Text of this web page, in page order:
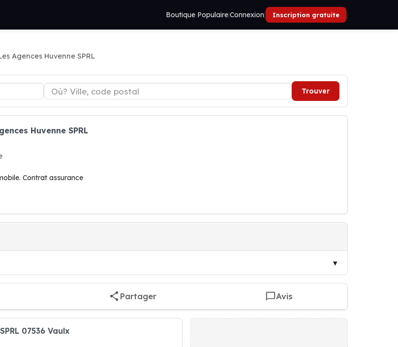
Boutique Populaire|Connexion| Inscription gratuite |
Agences Huvenne SPRL
Trouver
Huvenne SPRL
Contrat assurance
Partager Avis
07536 Vaulx